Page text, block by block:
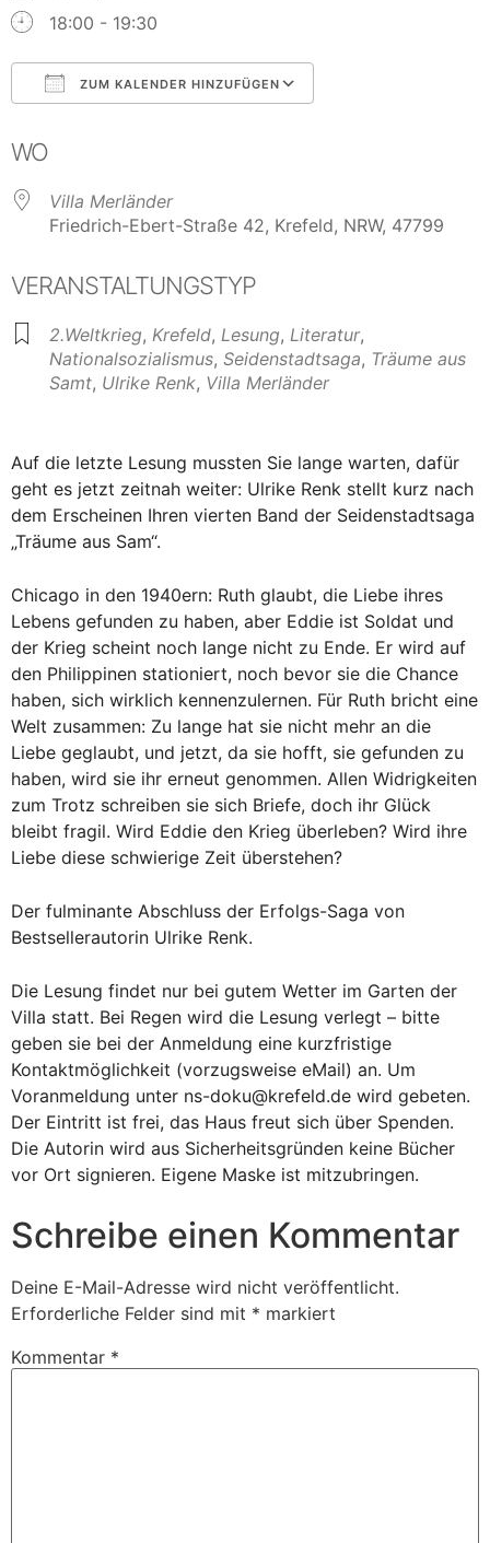
18:00 - 19:30
ZUM KALENDER HINZUFÜGEN
WO
Villa Merländer
Friedrich-Ebert-Straße 42, Krefeld, NRW, 47799
VERANSTALTUNGSTYP
2.Weltkrieg, Krefeld, Lesung, Literatur,
Nationalsozialismus, Seidenstadtsaga, Träume aus
Samt, Ulrike Renk, Villa Merländer
Auf die letzte Lesung mussten Sie lange warten, dafür
geht es jetzt zeitnah weiter: Ulrike Renk stellt kurz nach
dem Erscheinen Ihren vierten Band der Seidenstadtsaga
„Träume aus Sam“.
Chicago in den 1940ern: Ruth glaubt, die Liebe ihres
Lebens gefunden zu haben, aber Eddie ist Soldat und
der Krieg scheint noch lange nicht zu Ende. Er wird auf
den Philippinen stationiert, noch bevor sie die Chance
haben, sich wirklich kennenzulernen. Für Ruth bricht eine
Welt zusammen: Zu lange hat sie nicht mehr an die
Liebe geglaubt, und jetzt, da sie hofft, sie gefunden zu
haben, wird sie ihr erneut genommen. Allen Widrigkeiten
zum Trotz schreiben sie sich Briefe, doch ihr Glück
bleibt fragil. Wird Eddie den Krieg überleben? Wird ihre
Liebe diese schwierige Zeit überstehen?
Der fulminante Abschluss der Erfolgs-Saga von
Bestsellerautorin Ulrike Renk.
Die Lesung findet nur bei gutem Wetter im Garten der
Villa statt. Bei Regen wird die Lesung verlegt – bitte
geben sie bei der Anmeldung eine kurzfristige
Kontaktmöglichkeit (vorzugsweise eMail) an. Um
Voranmeldung unter ns-doku@krefeld.de wird gebeten.
Der Eintritt ist frei, das Haus freut sich über Spenden.
Die Autorin wird aus Sicherheitsgründen keine Bücher
vor Ort signieren. Eigene Maske ist mitzubringen.
Schreibe einen Kommentar
Deine E-Mail-Adresse wird nicht veröffentlicht.
Erforderliche Felder sind mit * markiert
Kommentar *